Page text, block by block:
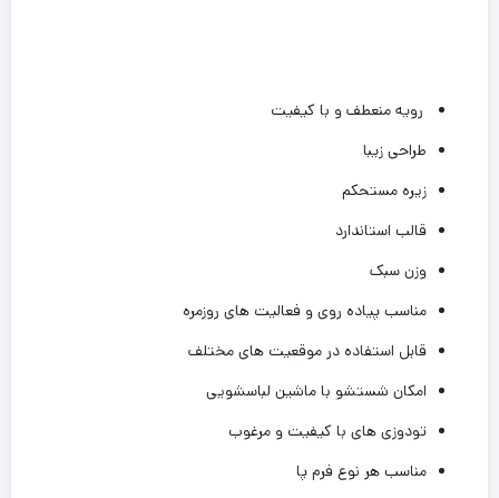
رویه منعطف و با کیفیت
طراحی زیبا
زیره مستحکم
قالب استاندارد
وزن سبک
مناسب پیاده روی و فعالیت های روزمره
قابل استفاده در موقعیت های مختلف
امکان شستشو با ماشین لباسشویی
تودوزی های با کیفیت و مرغوب
مناسب هر نوع فرم‌ پا